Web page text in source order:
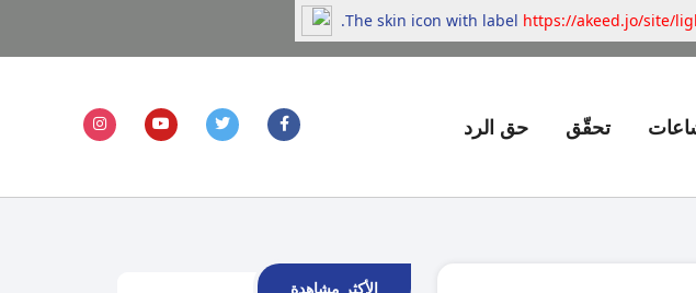
تحقّق حق الرد
الأكثر مشاهدة
The skin icon with label https://akeed.jo/site/